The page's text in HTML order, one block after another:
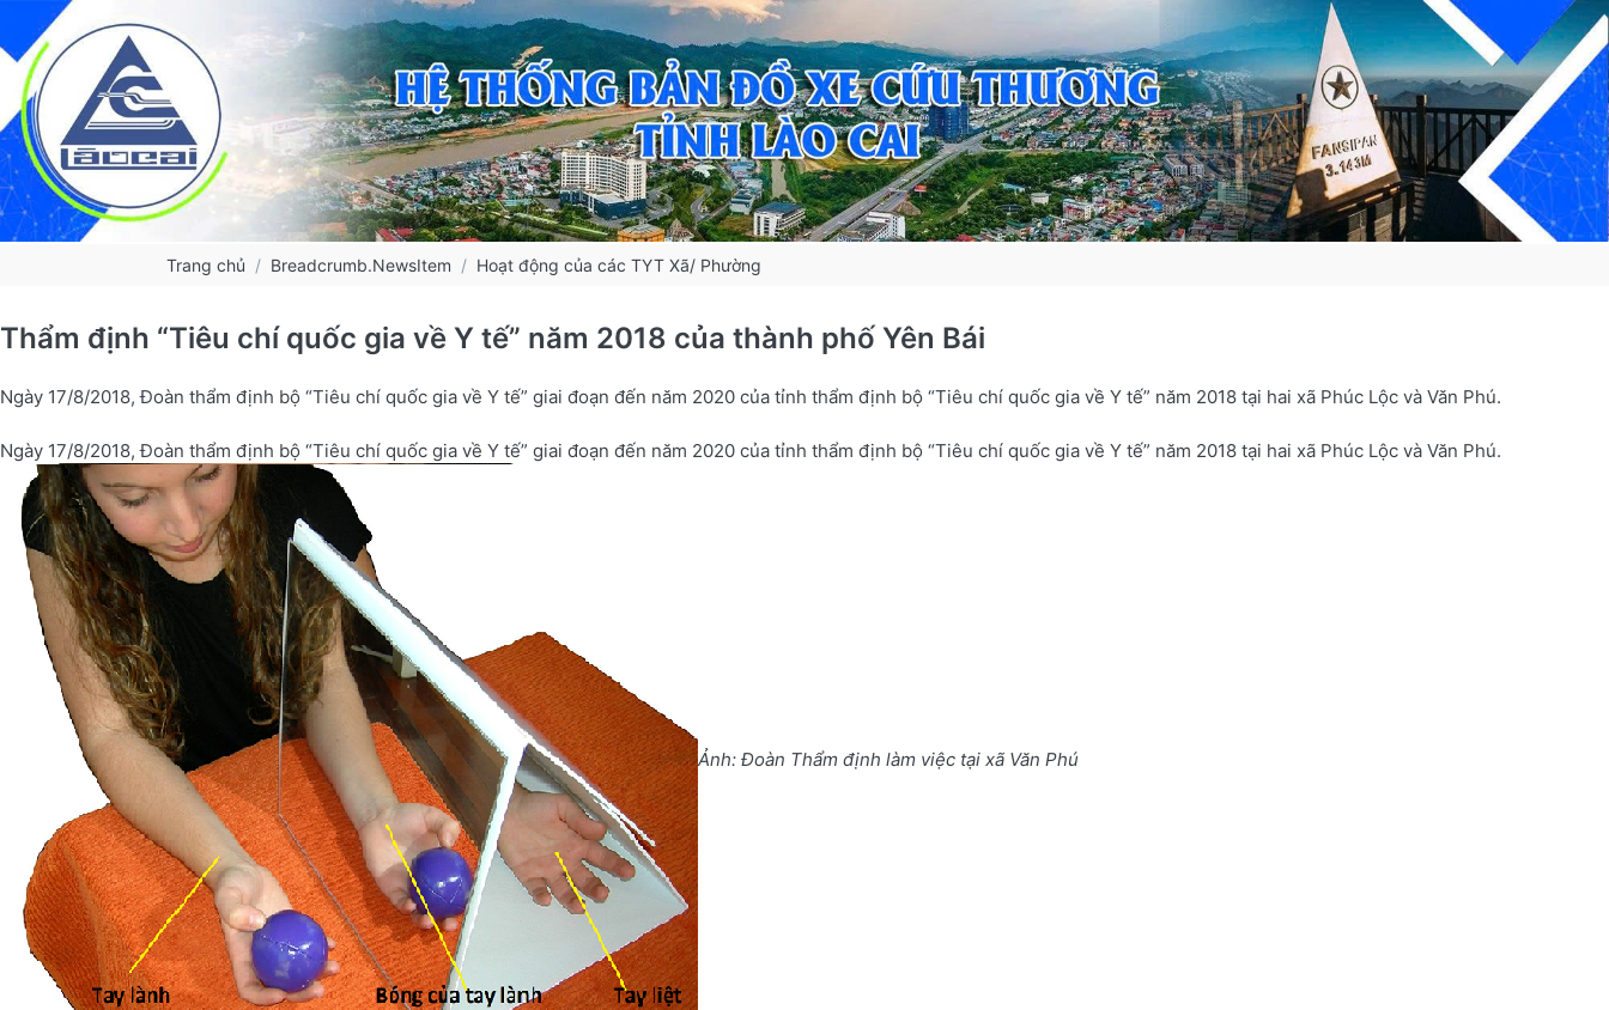
Trang chủ Breadcrumb.NewsItem Hoạt động của các TYT Xã/ Phường
Thẩm định “Tiêu chí quốc gia về Y tế” năm 2018 của thành phố Yên Bái
Ngày 17/8/2018, Đoàn thẩm định bộ “Tiêu chí quốc gia về Y tế” giai đoạn đến năm 2020 của tỉnh thẩm định bộ “Tiêu chí quốc gia về Y tế” năm 2018 tại hai xã Phúc Lộc và Văn Phú.
Ngày 17/8/2018, Đoàn thẩm định bộ “Tiêu chí quốc gia về Y tế” giai đoạn đến năm 2020 của tỉnh thẩm định bộ “Tiêu chí quốc gia về Y tế” năm 2018 tại hai xã Phúc Lộc và Văn Phú.
Ảnh: Đoàn Thẩm định làm việc tại xã Văn Phú